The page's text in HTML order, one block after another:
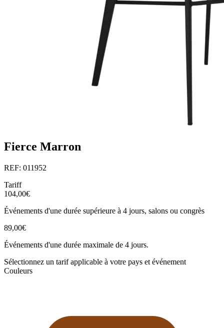
Fierce Marron
REF: 011952
Tariff
104,00€
Événements d'une durée supérieure à 4 jours, salons ou congrès
89,00€
Événements d'une durée maximale de 4 jours.
Sélectionnez un tarif applicable à votre pays et événement
Couleurs